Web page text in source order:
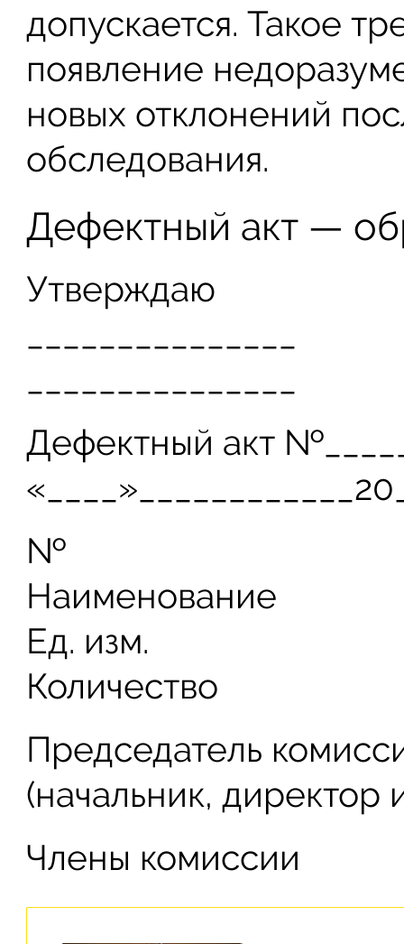
допускается. Такое
появление
новых отклонений
обследования.
Дефектный акт —
Утверждаю
Дефектный акт
№
Наименование
Ед. изм.
Количество
Председатель
(начальник, директор
Члены комиссии